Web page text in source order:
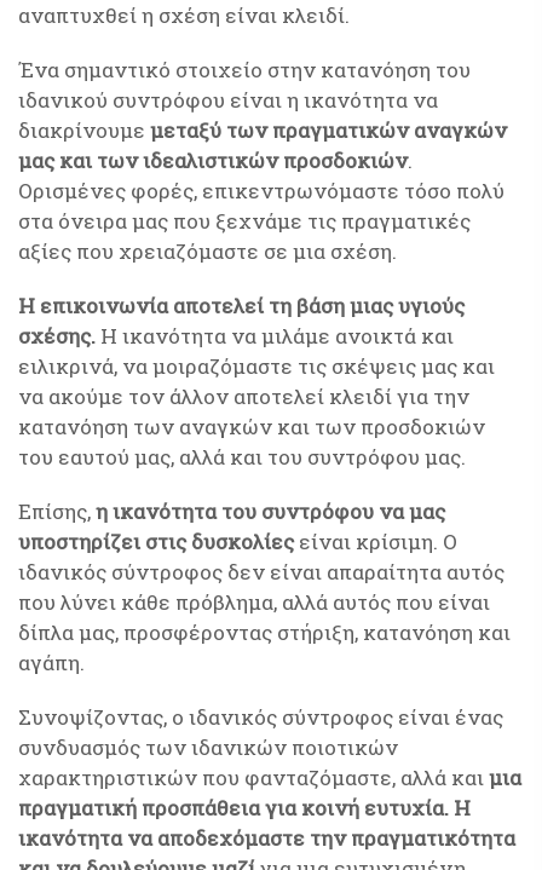
αναπτυχθεί η σχέση είναι κλειδί.
Ένα σημαντικό στοιχείο στην κατανόηση του
ιδανικού συντρόφου είναι η ικανότητα να
διακρίνουμε μεταξύ των πραγματικών αναγκών
μας και των ιδεαλιστικών προσδοκιών.
Ορισμένες φορές, επικεντρωνόμαστε τόσο πολύ
στα όνειρα μας που ξεχνάμε τις πραγματικές
αξίες που χρειαζόμαστε σε μια σχέση.
Η επικοινωνία αποτελεί τη βάση μιας υγιούς
σχέσης. Η ικανότητα να μιλάμε ανοικτά και
ειλικρινά, να μοιραζόμαστε τις σκέψεις μας και
να ακούμε τον άλλον αποτελεί κλειδί για την
κατανόηση των αναγκών και των προσδοκιών
του εαυτού μας, αλλά και του συντρόφου μας.
Επίσης,η ικανότητα του συντρόφου να μας
υποστηρίζει στις δυσκολίεςείναι κρίσιμη. Ο
ιδανικός σύντροφος δεν είναι απαραίτητα αυτός
που λύνει κάθε πρόβλημα, αλλά αυτός που είναι
δίπλα μας, προσφέροντας στήριξη, κατανόηση και
αγάπη.
Συνοψίζοντας, ο ιδανικός σύντροφος είναι ένας
συνδυασμός των ιδανικών ποιοτικών
χαρακτηριστικών που φανταζόμαστε, αλλά καιμια
πραγματική προσπάθεια για κοινή ευτυχία. Η
ικανότητα να αποδεχόμαστε την πραγματικότητα